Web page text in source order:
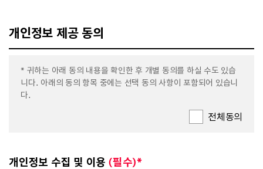
개인정보 제공 동의
* 귀하는 아래 동의 내용을 확인한 후 개별 동의를 하실 수도 있습
니다. 아래의 동의 항목 중에는 선택 동의 사항이 포함되어 있습니
다.
전체동의
개인정보 수집 및 이용 (필수)*